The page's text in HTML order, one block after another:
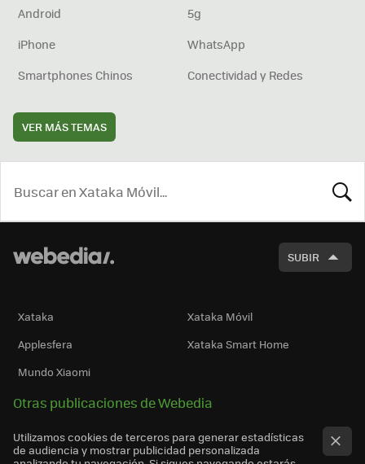
Android
5g
iPhone
WhatsApp
Smartphones Chinos
Conectividad y Redes
VER MÁS TEMAS
SUBIR
Xataka
Xataka Móvil
Applesfera
Xataka Smart Home
Mundo Xiaomi
Otras publicaciones de Webedia
Utilizamos cookies de terceros para generar estadísticas
de audiencia y mostrar publicidad personalizada